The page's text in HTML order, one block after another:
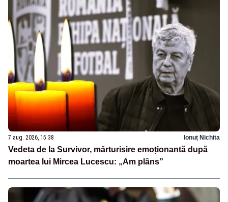
7 aug. 2026, 15:38 Ionuț Nichita
Vedeta de la Survivor, mărturisire emoționantă după
moartea lui Mircea Lucescu: „Am plâns”